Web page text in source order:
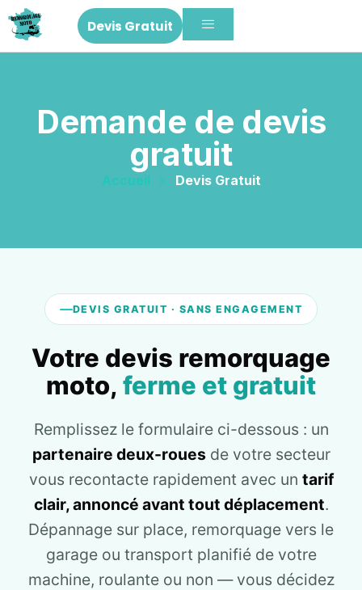
Devis Gratuit
Demande de devis
gratuit
Accueil » Devis Gratuit
DEVIS GRATUIT · SANS ENGAGEMENT
Votre devis remorquage
moto, ferme et gratuit
Remplissez le formulaire ci-dessous : un
partenaire deux-rouesde votre secteur
vous recontacte rapidement avec un tarif
clair, annoncé avant tout déplacement.
Dépannage sur place, remorquage vers le
garage ou transport planifié de votre
machine, roulante ou non — vous décidez